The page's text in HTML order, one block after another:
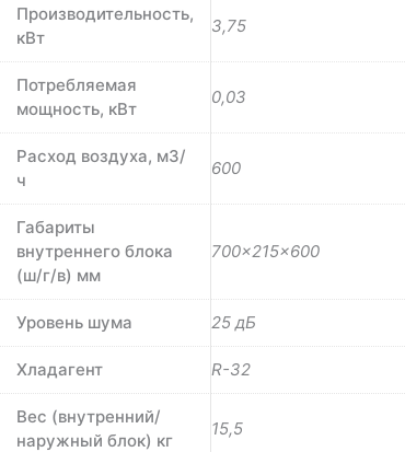
Производительность,
кВт
3,75
Потребляемая
мощность, кВт
0,03
Расход воздуха, м3/
ч
600
Габариты
внутреннего блока
(ш/г/в) мм
700×215×600
Уровень шума 25 дБ
Хладагент R-32
Вес (внутренний/
наружный блок) кг
15,5